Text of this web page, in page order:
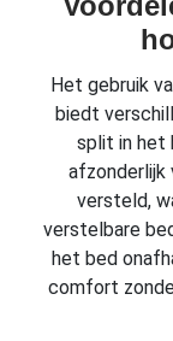
Het gebruik
biedt
split in het
afzonderlijk
versteld,
verstelbare
het bed
comfort